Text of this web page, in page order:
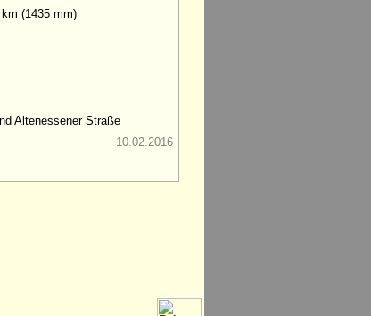
(1435 mm)
Altenessener Straße
10.02.2016